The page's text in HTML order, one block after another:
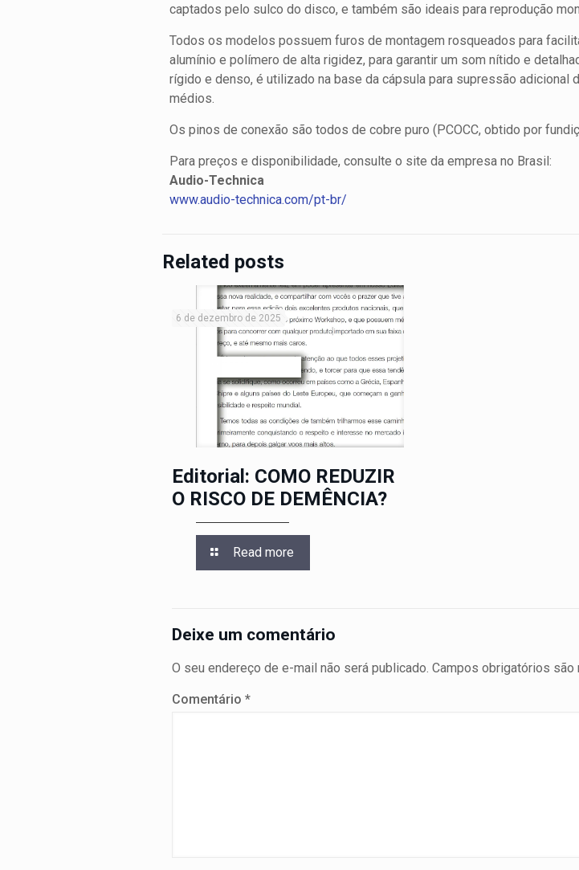
captados pelo sulco do disco, e também são ideais para reprodução
Todos os modelos possuem furos de montagem rosqueados para
alumínio e polímero de alta rigidez, para garantir um som nítido e
rígido e denso, é utilizado na base da cápsula para supressão adicional
médios.
Os pinos de conexão são todos de cobre puro (PCOCC, obtido por
Para preços e disponibilidade, consulte o site da empresa no Brasil:
Audio-Technica
www.audio-technica.com/pt-br/
Related posts
6 de dezembro de 2025
Editorial: COMO REDUZIR
O RISCO DE DEMÊNCIA?
Read more
Deixe um comentário
O seu endereço de e-mail não será publicado. Campos obrigatórios são
Comentário *